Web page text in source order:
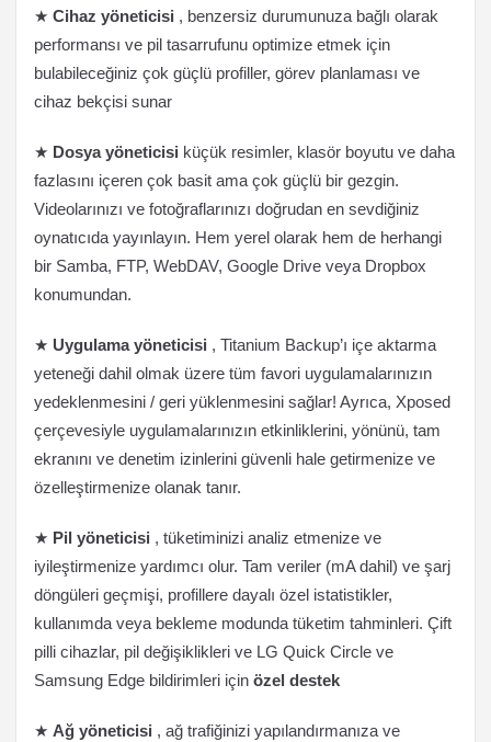
★ Cihaz yöneticisi , benzersiz durumunuza bağlı olarak
performansı ve pil tasarrufunu optimize etmek için
bulabileceğiniz çok güçlü profiller, görev planlaması ve
cihaz bekçisi sunar
★ Dosya yöneticisi küçük resimler, klasör boyutu ve daha
fazlasını içeren çok basit ama çok güçlü bir gezgin.
Videolarınızı ve fotoğraflarınızı doğrudan en sevdiğiniz
oynatıcıda yayınlayın. Hem yerel olarak hem de herhangi
bir Samba, FTP, WebDAV, Google Drive veya Dropbox
konumundan.
★ Uygulama yöneticisi , Titanium Backup’ı içe aktarma
yeteneği dahil olmak üzere tüm favori uygulamalarınızın
yedeklenmesini / geri yüklenmesini sağlar! Ayrıca, Xposed
çerçevesiyle uygulamalarınızın etkinliklerini, yönünü, tam
ekranını ve denetim izinlerini güvenli hale getirmenize ve
özelleştirmenize olanak tanır.
★ Pil yöneticisi , tüketiminizi analiz etmenize ve
iyileştirmenize yardımcı olur. Tam veriler (mA dahil) ve şarj
döngüleri geçmişi, profillere dayalı özel istatistikler,
kullanımda veya bekleme modunda tüketim tahminleri. Çift
pilli cihazlar, pil değişiklikleri ve LG Quick Circle ve
Samsung Edge bildirimleri için özel destek
★ Ağ yöneticisi , ağ trafiğinizi yapılandırmanıza ve